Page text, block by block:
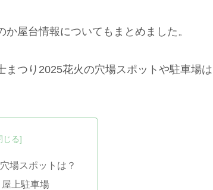
屋台情報についてもまとめました。
まつり2025花火の穴場スポットや駐車場は
場スポットは？
上駐車場